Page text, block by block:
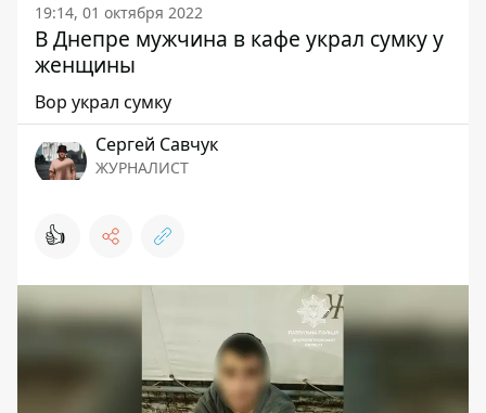
19:14, 01 октября 2022
В Днепре мужчина в кафе украл сумку у
женщины
Вор украл сумку
Сергей Савчук
ЖУРНАЛИСТ
👍